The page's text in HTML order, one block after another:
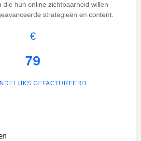
die hun online zichtbaarheid willen
strategieën en content.
€
79
GEFACTUREERD